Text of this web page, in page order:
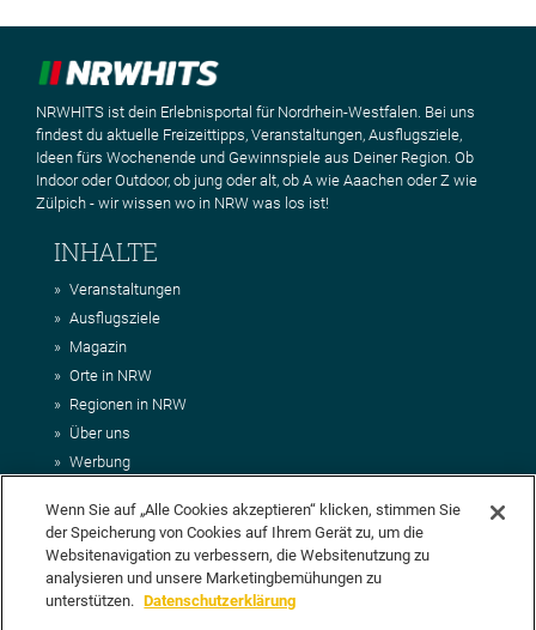
NRWHITS ist dein Erlebnisportal für Nordrhein-Westfalen. Bei uns
findest du aktuelle Freizeittipps, Veranstaltungen, Ausflugsziele,
Ideen fürs Wochenende und Gewinnspiele aus Deiner Region. Ob
Indoor oder Outdoor, ob jung oder alt, ob A wie Aaachen oder Z wie
Zülpich - wir wissen wo in NRW was los ist!
INHALTE
Veranstaltungen
Ausflugsziele
Magazin
Orte in NRW
Regionen in NRW
Über uns
Werbung
Impressum
AGB
Datenschutz
DEIN VORSCHLAG FÜR NRWHITS
Wenn Sie auf „Alle Cookies akzeptieren“ klicken, stimmen Sie
der Speicherung von Cookies auf Ihrem Gerät zu, um die
Websitenavigation zu verbessern, die Websitenutzung zu
analysieren und unsere Marketingbemühungen zu
unterstützen. Datenschutzerklärung